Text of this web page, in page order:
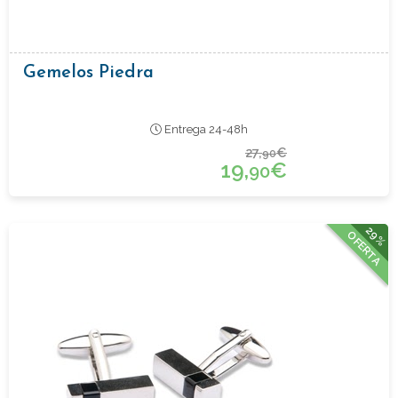
Gemelos Piedra
Entrega 24-48h
27,90€
19,90€
29%
OFERTA